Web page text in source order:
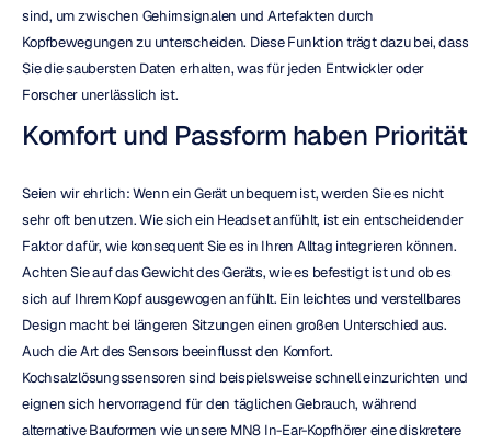
sind, um zwischen Gehirnsignalen und Artefakten durch
Kopfbewegungen zu unterscheiden. Diese Funktion trägt dazu bei, dass
Sie die saubersten Daten erhalten, was für jeden Entwickler oder
Forscher unerlässlich ist.
Komfort und Passform haben Priorität
Seien wir ehrlich: Wenn ein Gerät unbequem ist, werden Sie es nicht
sehr oft benutzen. Wie sich ein Headset anfühlt, ist ein entscheidender
Faktor dafür, wie konsequent Sie es in Ihren Alltag integrieren können.
Achten Sie auf das Gewicht des Geräts, wie es befestigt ist und ob es
sich auf Ihrem Kopf ausgewogen anfühlt. Ein leichtes und verstellbares
Design macht bei längeren Sitzungen einen großen Unterschied aus.
Auch die Art des Sensors beeinflusst den Komfort.
Kochsalzlösungssensoren sind beispielsweise schnell einzurichten und
eignen sich hervorragend für den täglichen Gebrauch, während
alternative Bauformen wie unsere MN8 In-Ear-Kopfhörer eine diskretere